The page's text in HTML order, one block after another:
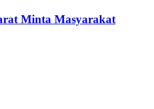
Minta Masyarakat